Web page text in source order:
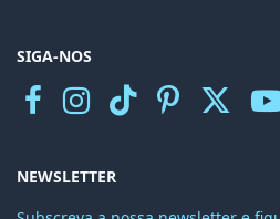
SIGA-NOS
NEWSLETTER